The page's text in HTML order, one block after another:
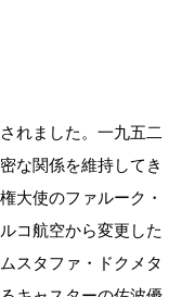
れました。一九五二
な関係を維持してき
大使のファルーク・
コ航空から変更した
スタファ・ドクメタ